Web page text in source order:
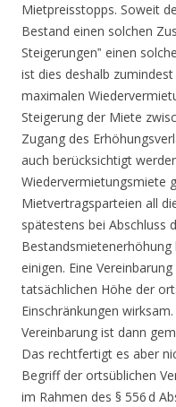
Mietpreisstopps. Soweit
Bestand einen solchen
Steigerungen‟ einen
ist dies deshalb
maximalen
Steigerung der Miete
Zugang des
auch berücksichtigt
Wiedervermietungsmiete
Mietvertragsparteien all
spätestens bei Abschluss
einigen. Eine
tatsächlichen Höhe der
Einschränkungen
Vereinbarung ist dann
Das rechtfertigt es aber
Begriff der ortsüblichen
im Rahmen des § 556 d